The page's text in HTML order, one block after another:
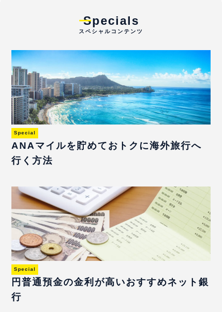
Specials
スペシャルコンテンツ
Special
ANAマイルを貯めておトクに海外旅行へ
行く方法
Special
円普通預金の金利が高いおすすめネット銀
行